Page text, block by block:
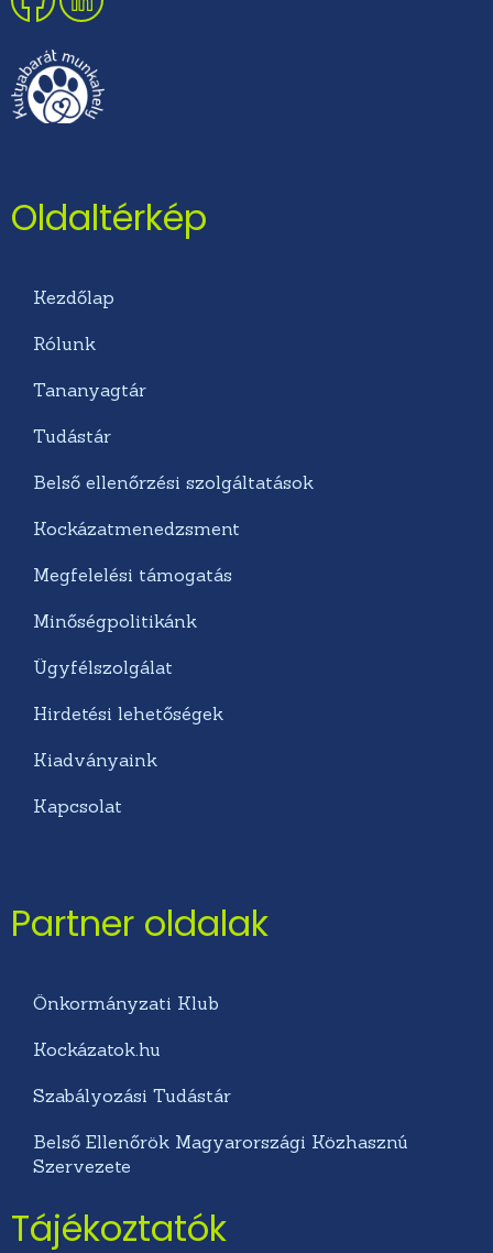
Oldaltérkép
Kezdőlap
Rólunk
Tananyagtár
Tudástár
Belső ellenőrzési szolgáltatások
Kockázatmenedzsment
Megfelelési támogatás
Minőségpolitikánk
Ügyfélszolgálat
Hirdetési lehetőségek
Kiadványaink
Kapcsolat
Partner oldalak
Önkormányzati Klub
Kockázatok.hu
Szabályozási Tudástár
Belső Ellenőrök Magyarországi Közhasznú
Szervezete
Tájékoztatók